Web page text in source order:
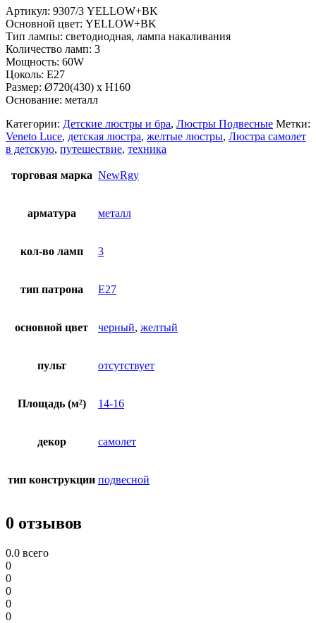
Артикул: 9307/3 YELLOW+BK
Основной цвет: YELLOW+BK
Тип лампы: светодиодная, лампа накаливания
Количество ламп: 3
Мощность: 60W
Цоколь: Е27
Размер: Ø720(430) x H160
Основание: металл
Категории: Детские люстры и бра, Люстры Подвесные Метки:
Veneto Luce, детская люстра, желтые люстры, Люстра самолет
в детскую, путешествие, техника
торговая марка NewRgy
арматура металл
кол-во ламп 3
тип патрона E27
основной цвет черный, желтый
пульт отсутствует
Площадь (м²) 14-16
декор самолет
тип конструкции подвесной
0 отзывов
0.0 всего
0
0
0
0
0